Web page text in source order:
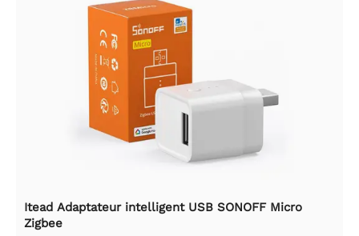
Itead Adaptateur intelligent USB SONOFF Micro
Zigbee